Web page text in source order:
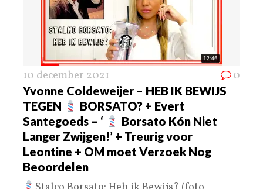
10 december 2021 0
Yvonne Coldeweijer – HEB IK BEWIJS
TEGEN
BORSATO? + Evert
Santegoeds – ‘
Borsato Kón Niet
Langer Zwijgen!’ + Treurig voor
Leontine + OM moet Verzoek Nog
Beoordelen